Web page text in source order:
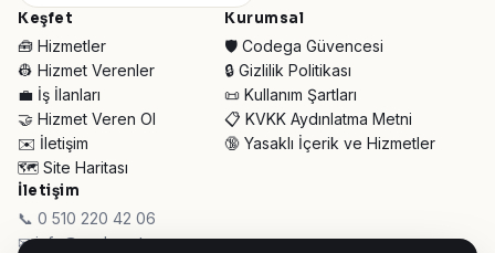
Keşfet
🧰 Hizmetler
👷 Hizmet Verenler
💼 İş İlanları
🤝 Hizmet Veren Ol
✉️ İletişim
🗺️ Site Haritası
Kurumsal
🛡️ Codega Güvencesi
🔒 Gizlilik Politikası
📜 Kullanım Şartları
📋 KVKK Aydınlatma Metni
🔞 Yasaklı İçerik ve Hizmetler
İletişim
📞 0 510 220 42 06
✉ info@codega.tr